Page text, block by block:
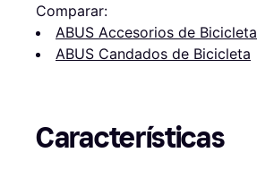
Comparar:
ABUS Accesorios de Bicicleta
ABUS Candados de Bicicleta
Características